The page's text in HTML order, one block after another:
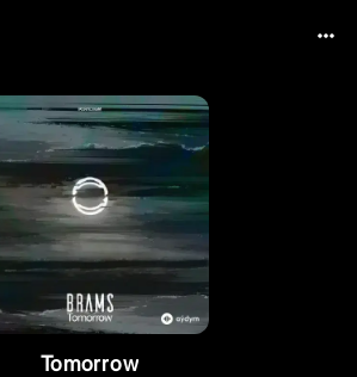
Tomorrow